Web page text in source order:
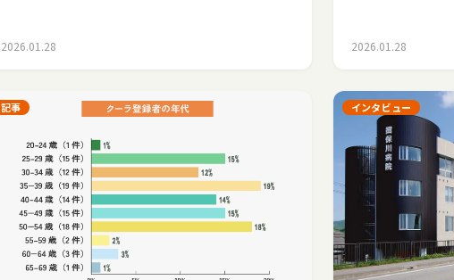
2026.01.28 2026.01.28
記事 インタビュー